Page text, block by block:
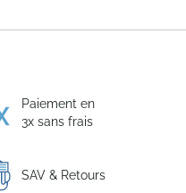
Paiement en
3x sans frais
SAV & Retours